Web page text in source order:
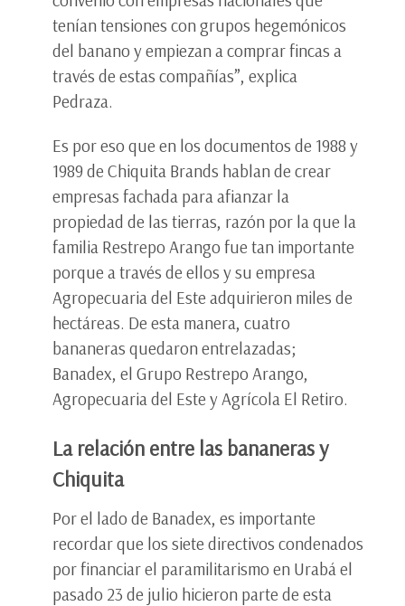
tenían tensiones con grupos hegemónicos
del banano y empiezan a comprar fincas a
través de estas compañías”, explica
Pedraza.
Es por eso que en los documentos de 1988 y
1989 de Chiquita Brands hablan de crear
empresas fachada para afianzar la
propiedad de las tierras, razón por la que la
familia Restrepo Arango fue tan importante
porque a través de ellos y su empresa
Agropecuaria del Este adquirieron miles de
hectáreas. De esta manera, cuatro
bananeras quedaron entrelazadas;
Banadex, el Grupo Restrepo Arango,
Agropecuaria del Este y Agrícola El Retiro.
La relación entre las bananeras y
Chiquita
Por el lado de Banadex, es importante
recordar que los siete directivos condenados
por financiar el paramilitarismo en Urabá el
pasado 23 de julio hicieron parte de esta